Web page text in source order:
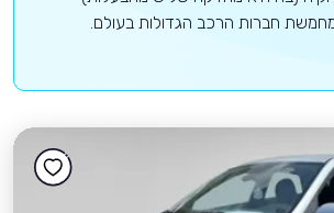
חברות הרכב הגדולות בעולם.